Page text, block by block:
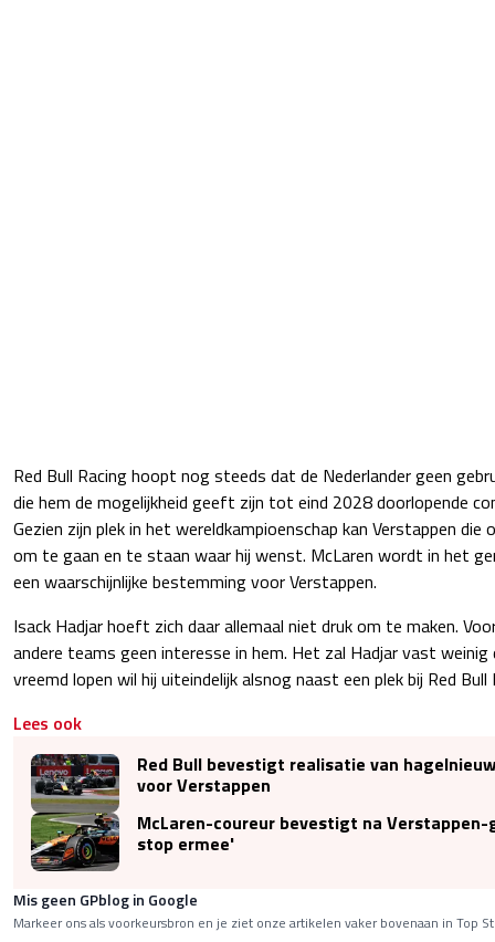
Red Bull Racing hoopt nog steeds dat de Nederlander geen
die hem de mogelijkheid geeft zijn tot eind 2028 doorlopende
Gezien zijn plek in het wereldkampioenschap kan Verstappen
om te gaan en te staan waar hij wenst. McLaren wordt in het
een waarschijnlijke bestemming voor Verstappen.
Isack Hadjar hoeft zich daar allemaal niet druk om te maken.
andere teams geen interesse in hem. Het zal Hadjar vast
vreemd lopen wil hij uiteindelijk alsnog naast een plek bij Red
Lees ook
Red Bull bevestigt realisatie van
voor Verstappen
McLaren-coureur bevestigt na
stop ermee'
Mis geen GPblog in Google
Markeer ons als voorkeursbron en je ziet onze artikelen vaker bovenaan in Top